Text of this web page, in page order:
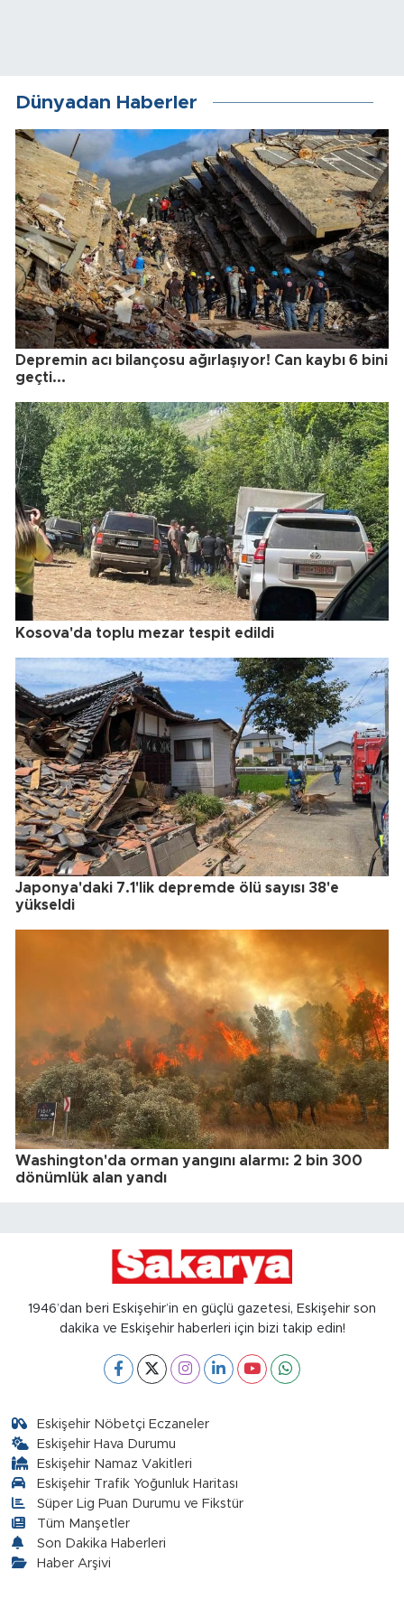
Dünyadan Haberler
Depremin acı bilançosu ağırlaşıyor! Can kaybı 6 bini
geçti...
Kosova'da toplu mezar tespit edildi
Japonya'daki 7.1'lik depremde ölü sayısı 38'e
yükseldi
Washington'da orman yangını alarmı: 2 bin 300
dönümlük alan yandı
1946’dan beri Eskişehir’in en güçlü gazetesi, Eskişehir son
dakika ve Eskişehir haberleri için bizi takip edin!
Eskişehir Nöbetçi Eczaneler
Eskişehir Hava Durumu
Eskişehir Namaz Vakitleri
Eskişehir Trafik Yoğunluk Haritası
Süper Lig Puan Durumu ve Fikstür
Tüm Manşetler
Son Dakika Haberleri
Haber Arşivi